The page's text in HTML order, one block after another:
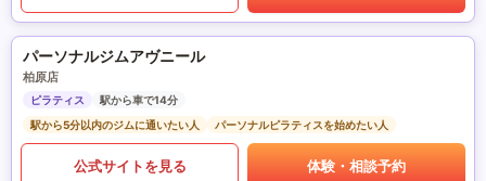
パーソナルジムアヴニール
柏原店
ピラティス
駅から車で14分
駅から5分以内のジムに通いたい人
パーソナルピラティスを始めたい人
公式サイトを見る 体験・相談予約